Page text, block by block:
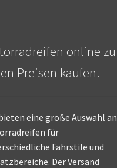
online zu
Preisen kaufen.
eine große Auswahl an
für
Fahrstile und
Der Versand